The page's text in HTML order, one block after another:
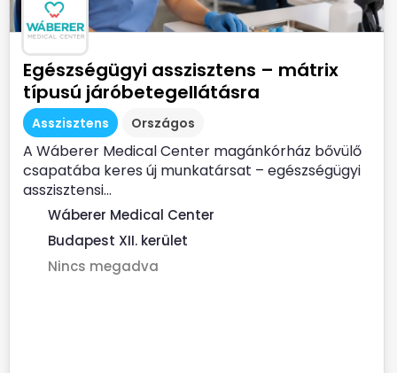
Egészségügyi asszisztens – mátrix
típusú járóbetegellátásra
Asszisztens Országos
A Wáberer Medical Center magánkórház bővülő
csapatába keres új munkatársat – egészségügyi
asszisztensi...
Wáberer Medical Center
Budapest XII. kerület
Nincs megadva